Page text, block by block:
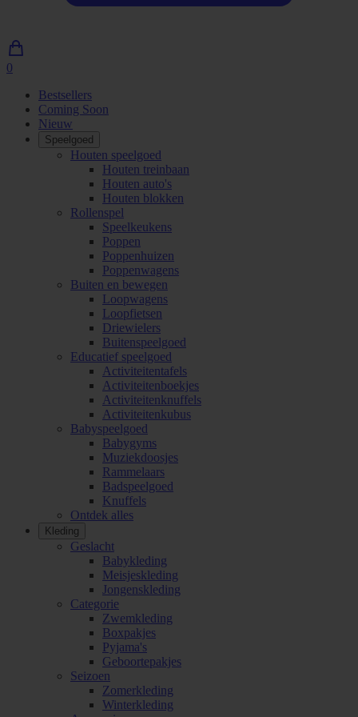
0
winkelwagen
Bestsellers
Coming Soon
Nieuw
Speelgoed
Houten speelgoed
Houten treinbaan
Houten auto's
Houten blokken
Rollenspel
Speelkeukens
Poppen
Poppenhuizen
Poppenwagens
Buiten en bewegen
Loopwagens
Loopfietsen
Driewielers
Buitenspeelgoed
Educatief speelgoed
Activiteitentafels
Activiteitenboekjes
Activiteitenknuffels
Activiteitenkubus
Babyspeelgoed
Babygyms
Muziekdoosjes
Rammelaars
Badspeelgoed
Knuffels
Ontdek alles
Kleding
Geslacht
Babykleding
Meisjeskleding
Jongenskleding
Categorie
Zwemkleding
Boxpakjes
Pyjama's
Geboortepakjes
Seizoen
Zomerkleding
Winterkleding